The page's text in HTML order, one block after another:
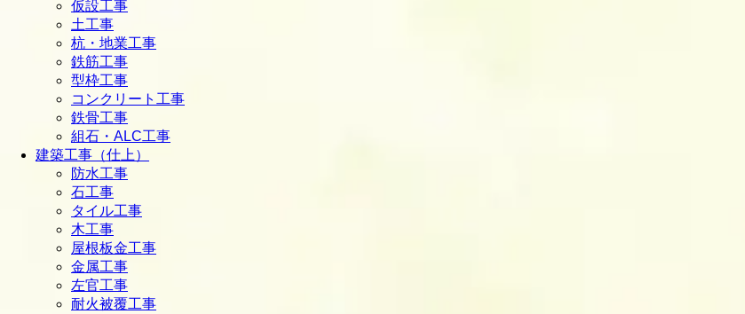
仮設工事
土工事
杭・地業工事
鉄筋工事
型枠工事
コンクリート工事
鉄骨工事
組石・ALC工事
建築工事（仕上）
防水工事
石工事
タイル工事
木工事
屋根板金工事
金属工事
左官工事
耐火被覆工事